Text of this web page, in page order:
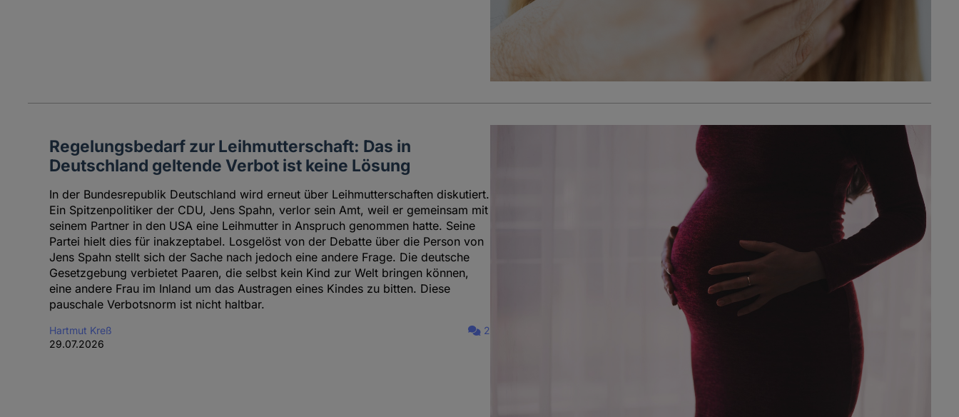
Regelungsbedarf zur Leihmutterschaft: Das in
Deutschland geltende Verbot ist keine Lösung
In der Bundesrepublik Deutschland wird erneut über Leihmutterschaften diskutiert.
Ein Spitzenpolitiker der CDU, Jens Spahn, verlor sein Amt, weil er gemeinsam mit
seinem Partner in den USA eine Leihmutter in Anspruch genommen hatte. Seine
Partei hielt dies für inakzeptabel. Losgelöst von der Debatte über die Person von
Jens Spahn stellt sich der Sache nach jedoch eine andere Frage. Die deutsche
Gesetzgebung verbietet Paaren, die selbst kein Kind zur Welt bringen können,
eine andere Frau im Inland um das Austragen eines Kindes zu bitten. Diese
pauschale Verbotsnorm ist nicht haltbar.
Hartmut Kreß
29.07.2026
2